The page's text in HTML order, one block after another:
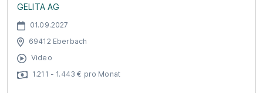
GELITA AG
01.09.2027
69412 Eberbach
Video
1.211 - 1.443 € pro Monat